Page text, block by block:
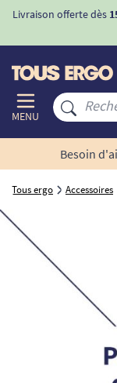
Livraison offerte dès
MENU
Besoin
Tous ergo Accessoires